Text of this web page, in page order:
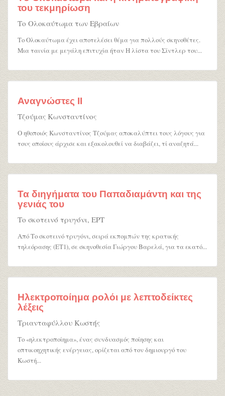
του τεκμηρίωση
Τo Ολοκαύτωμα των Εβραίων
Το Ολοκαύτωμα έχει αποτελέσει θέμα για πολλούς σκηνοθέτες.
Μια ταινία με μεγάλη επιτυχία ήταν Η λίστα του Σίντλερ του...
Αναγνώστες ΙΙ
Τζούμας Κωνσταντίνος
Ο ηθοποιός Κωνσταντίνος Τζούμας αποκαλύπτει τους λόγους για
τους οποίους άρχισε και εξακολουθεί να διαβάζει, τί αναζητά...
Τα διηγήματα του Παπαδιαμάντη και της
γενιάς του
Το σκοτεινό τρυγόνι, ΕΡΤ
Από Το σκοτεινό τρυγόνι, σειρά εκπομπών της κρατικής
τηλεόρασης (ΕΤ1), σε σκηνοθεσία Γιώργου Βαρελά, για τα εκατό...
Ηλεκτροποίημα ρολόι με λεπτοδείκτες
λέξεις
Τριανταφύλλου Κωστής
Το «ηλεκτροποίημα», ένας συνδυασμός ποίησης και
οπτικοηχητικής ενέργειας, ορίζεται από τον δημιουργό του
Κωστή...